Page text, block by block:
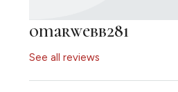
omarwebb281
See all reviews